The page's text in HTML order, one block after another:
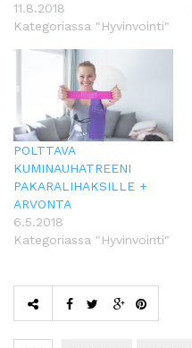
11.8.2018
Kategoriassa "Hyvinvointi"
POLTTAVA
KUMINAUHATREENI
PAKARALIHAKSILLE +
ARVONTA
6.5.2018
Kategoriassa "Hyvinvointi"